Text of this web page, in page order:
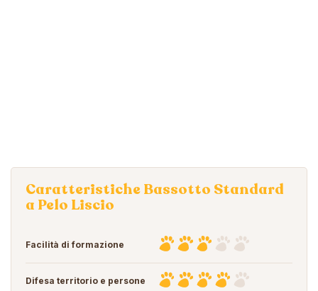
Caratteristiche Bassotto Standard
a Pelo Liscio
Facilità di formazione
Difesa territorio e persone